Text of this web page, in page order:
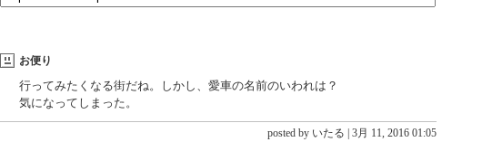
お便り
行ってみたくなる街だね。しかし、愛車の名前のいわれは？
気になってしまった。
posted by いたる | 3月 11, 2016 01:05